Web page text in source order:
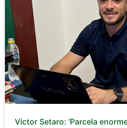
Víctor Setaro: ‘Parcela